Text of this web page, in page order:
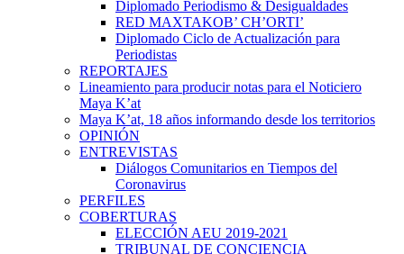
Diplomado Periodismo & Desigualdades
RED MAXTAKOB’ CH’ORTI’
Diplomado Ciclo de Actualización para
Periodistas
REPORTAJES
Lineamiento para producir notas para el Noticiero
Maya K’at
Maya K’at, 18 años informando desde los territorios
OPINIÓN
ENTREVISTAS
Diálogos Comunitarios en Tiempos del
Coronavirus
PERFILES
COBERTURAS
ELECCIÓN AEU 2019-2021
TRIBUNAL DE CONCIENCIA